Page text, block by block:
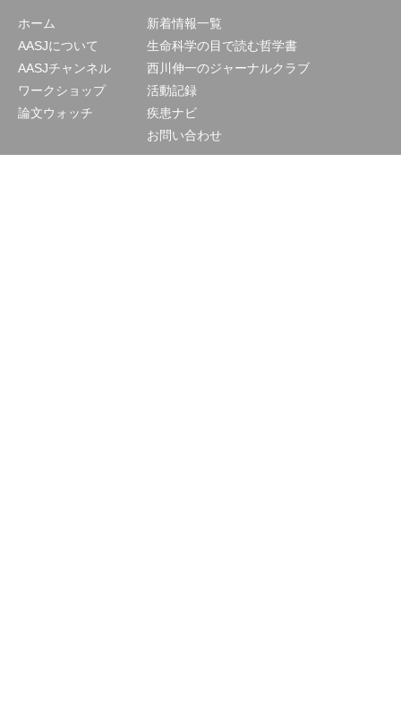
ホーム
AASJについて
AASJチャンネル
ワークショップ
論文ウォッチ
新着情報一覧
生命科学の目で読む哲学書
西川伸一のジャーナルクラブ
活動記録
疾患ナビ
お問い合わせ